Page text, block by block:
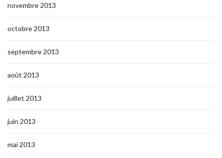
novembre 2013
octobre 2013
septembre 2013
août 2013
juillet 2013
juin 2013
mai 2013